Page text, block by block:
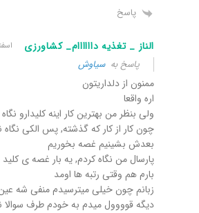
پاسخ
الناز _ تغذیه داااااام_ کشاورزی اسفند ۲۰, ۱۳۹۳
پاسخ بهسیاوش
ممنون از دلداریتون
اره واقعا
ولی بنظر من بهترین کار اینه کلیدارو
چون کار از کار که گذشته, پس الکی نگاه
بعدش بشینیم غصه بخوریم
پارسال من نگاه کردم, یه بار غصه ی
بارم هم وقتی رتبه ها اومد
زبانم چون خیلی میترسیدم منفی شه عین
دیگه قوووول میدم به خودم طرف